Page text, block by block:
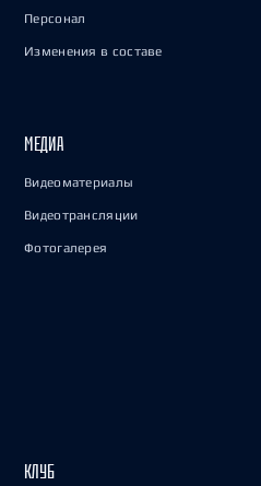
Персонал
Изменения в составе
МЕДИА
Видеоматериалы
Видеотрансляции
Фотогалерея
КЛУБ